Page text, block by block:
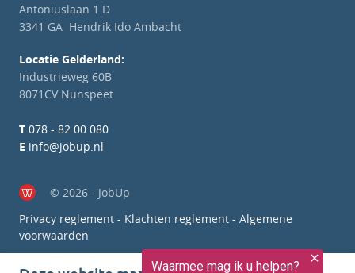
Antoniuslaan 1 D
3341 GA Hendrik Ido Ambacht
Locatie Gelderland:
Industrieweg 60B
8071CV Nunspeet
T 078 - 82 00 080
E info@jobup.nl
© 2026 - JobUp
Privacy reglement - Klachten reglement - Algemene
voorwaarden